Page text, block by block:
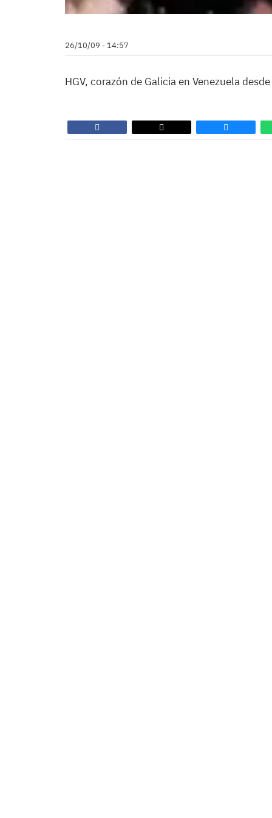
26/10/09 - 14:57
HGV, corazón de Galicia en Venezuela